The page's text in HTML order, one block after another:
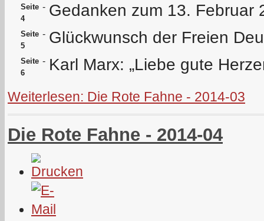
Seite
4
- Gedanken zum 13. Februar
Seite
5
- Glückwunsch der Freien
Seite
6
- Karl Marx: „Liebe gute
Weiterlesen: Die Rote Fahne - 2014-03
Die Rote Fahne - 2014-04